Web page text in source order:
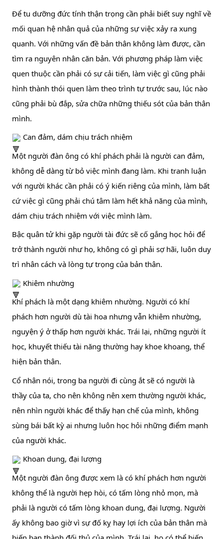
Để tu dưỡng đức tính thận trọng cần phải biết suy nghĩ về
mối quan hệ nhân quả của những sự việc xảy ra xung
quanh. Với những vấn đề bản thân không làm được, cần
tìm ra nguyên nhân căn bản. Với phương pháp làm việc
quen thuộc cần phải có sự cải tiến, làm việc gì cũng phải
hình thành thói quen làm theo trình tự trước sau, lúc nào
cũng phải bù đắp, sửa chữa những thiếu sót của bản thân
mình.
Can đảm, dám chịu trách nhiệm
Một người đàn ông có khí phách phải là người can đảm,
không dễ dàng từ bỏ việc mình đang làm. Khi tranh luận
với người khác cần phải có ý kiến riêng của mình, làm bất
cứ việc gì cũng phải chú tâm làm hết khả năng của mình,
dám chịu trách nhiệm với việc mình làm.
Bậc quân tử khi gặp người tài đức sẽ cố gắng học hỏi để
trở thành người như họ, không có gì phải sợ hãi, luôn duy
trì nhân cách và lòng tự trọng của bản thân.
Khiêm nhường
Khí phách là một dạng khiêm nhường. Người có khí
phách hơn người dù tài hoa nhưng vẫn khiêm nhường,
nguyện ý ở thấp hơn người khác. Trái lại, những người ít
học, khuyết thiếu tài năng thường hay khoe khoang, thể
hiện bản thân.
Cổ nhân nói, trong ba người đi cùng ắt sẽ có người là
thầy của ta, cho nên không nên xem thường người khác,
nên nhìn người khác để thấy hạn chế của mình, không
sùng bái bất kỳ ai nhưng luôn học hỏi những điểm mạnh
của người khác.
Khoan dung, đại lượng
Một người đàn ông được xem là có khí phách hơn người
không thể là người hẹp hòi, có tấm lòng nhỏ mọn, mà
phải là người có tấm lòng khoan dung, đại lượng. Người
ấy không bao giờ vì sự đố kỵ hay lợi ích của bản thân mà